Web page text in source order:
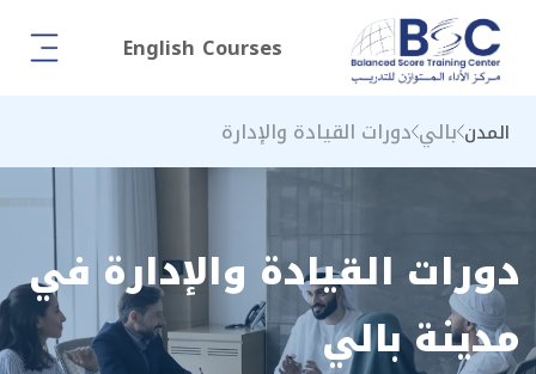
English Courses
المدن بالي دورات القيادة والإدارة
دورات القيادة والإدارة في
مدينة بالي